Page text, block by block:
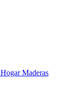
HogarMaderas